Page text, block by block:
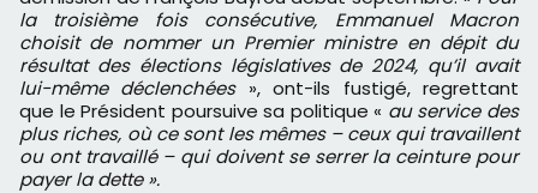
la troisième fois consécutive, Emmanuel Macron
choisit de nommer un Premier ministre en dépit du
résultat des élections législatives de 2024, qu’il avait
lui-même déclenchées», ont-ils fustigé, regrettant
que le Président poursuive sa politique « au service des
plus riches, où ce sont les mêmes – ceux qui travaillent
ou ont travaillé – qui doivent se serrer la ceinture pour
payer la dette ».